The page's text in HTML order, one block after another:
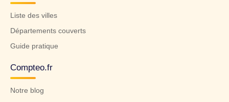
Liste des villes
Départements couverts
Guide pratique
Compteo.fr
Notre blog